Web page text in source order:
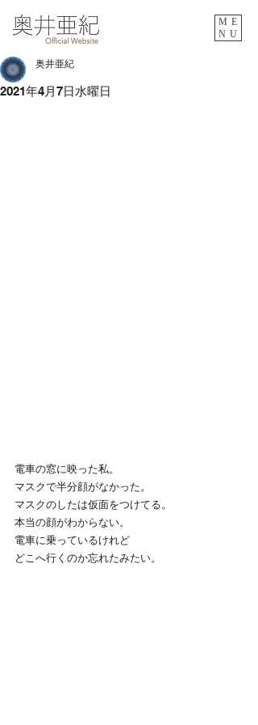
ME
NU
2021年4月7日水曜日
奥井亜紀
電車の窓に映った私。
マスクで半分顔がなかった。
マスクのしたは仮面をつけてる。
本当の顔がわからない。
電車に乗っているけれど
どこへ行くのか忘れたみたい。